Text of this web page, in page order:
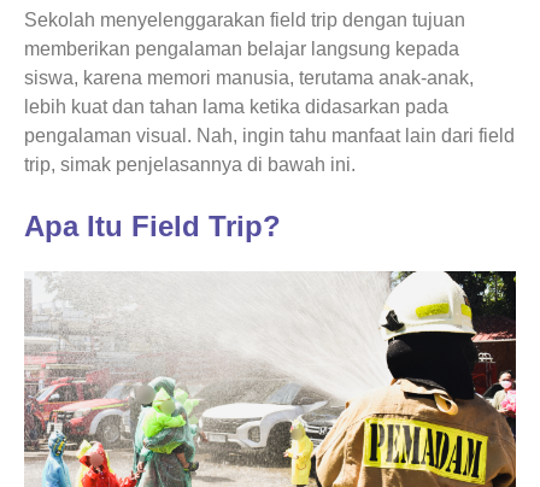
Sekolah menyelenggarakan field trip dengan tujuan
memberikan pengalaman belajar langsung kepada
siswa, karena memori manusia, terutama anak-anak,
lebih kuat dan tahan lama ketika didasarkan pada
pengalaman visual. Nah, ingin tahu manfaat lain dari field
trip, simak penjelasannya di bawah ini.
Apa Itu Field Trip?